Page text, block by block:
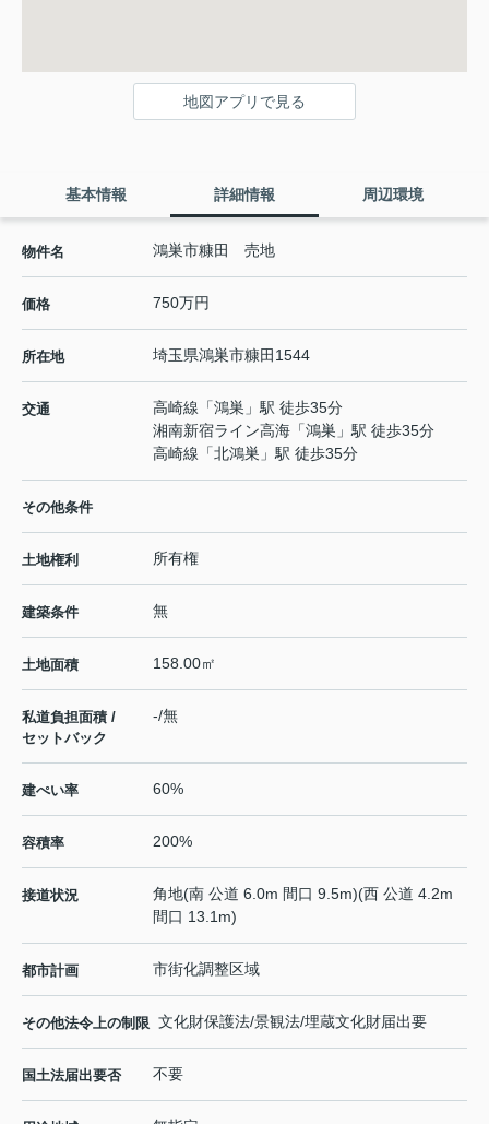
地図アプリで見る
基本情報 詳細情報 周辺環境
物件名 鴻巣市糠田 売地
価格 750万円
所在地 埼玉県鴻巣市糠田 1544
交通 高崎線 「鴻巣 」駅 徒歩35分
湘南新宿ライン高海 「鴻巣 」駅 徒歩35分
高崎線 「北鴻巣 」駅 徒歩35分
その他条件
土地権利 所有権
建築条件 無
土地面積 158.00㎡
私道負担面積 /
セットバック
-/無
建ぺい率 60%
容積率 200%
接道状況
角地(南 公道 6.0m 間口 9.5m)(西 公道 4.2m
間口 13.1m)
都市計画 市街化調整区域
その他法令上の制限 文化財保護法/景観法/埋蔵文化財届出要
国土法届出要否 不要